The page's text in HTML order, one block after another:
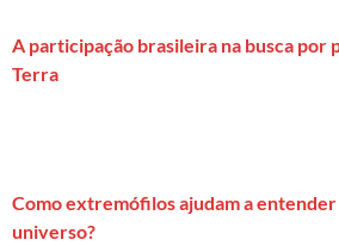
A participação brasileira na busca por
Terra
Como extremófilos ajudam a
universo?